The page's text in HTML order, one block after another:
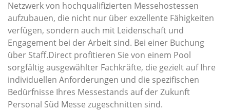
Netzwerk von hochqualifizierten Messehostessen
aufzubauen, die nicht nur über exzellente Fähigkeiten
verfügen, sondern auch mit Leidenschaft und
Engagement bei der Arbeit sind. Bei einer Buchung
über Staff.Direct profitieren Sie von einem Pool
sorgfältig ausgewählter Fachkräfte, die gezielt auf Ihre
individuellen Anforderungen und die spezifischen
Bedürfnisse Ihres Messestands auf der Zukunft
Personal Süd Messe zugeschnitten sind.